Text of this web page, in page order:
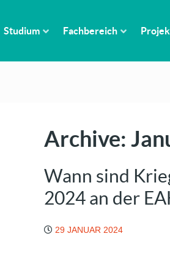
Studium Fachbereich
Archive:
Wann sind
2024 an der
29 JANUAR 2024